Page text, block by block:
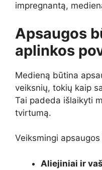
impregnantą,
Apsaugos
aplinkos
Medieną būtina
veiksnių, tokių kaip
Tai padeda išlaikyti
tvirtumą.
Veiksmingi
Aliejiniai ir